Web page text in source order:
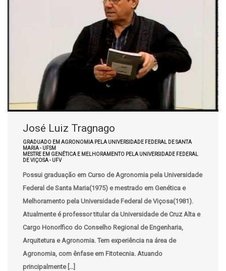
José Luiz Tragnago
GRADUADO EM AGRONOMIA PELA UNIVERSIDADE FEDERAL DE SANTA
MARIA - UFSM
MESTRE EM GENÉTICA E MELHORAMENTO PELA UNIVERSIDADE FEDERAL
DE VIÇOSA - UFV
Possui graduação em Curso de Agronomia pela Universidade
Federal de Santa Maria(1975) e mestrado em Genética e
Melhoramento pela Universidade Federal de Viçosa(1981).
Atualmente é professor titular da Universidade de Cruz Alta e
Cargo Honorífico do Conselho Regional de Engenharia,
Arquitetura e Agronomia. Tem experiência na área de
Agronomia, com ênfase em Fitotecnia. Atuando
principalmente […]